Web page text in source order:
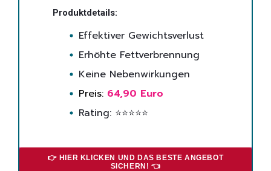
Produktdetails:
Effektiver Gewichtsverlust
Erhöhte Fettverbrennung
Keine Nebenwirkungen
Preis: 64,90 Euro
Rating: ⭐⭐⭐⭐⭐
👉 HIER KLICKEN UND DAS BESTE ANGEBOT
SICHERN! 👈